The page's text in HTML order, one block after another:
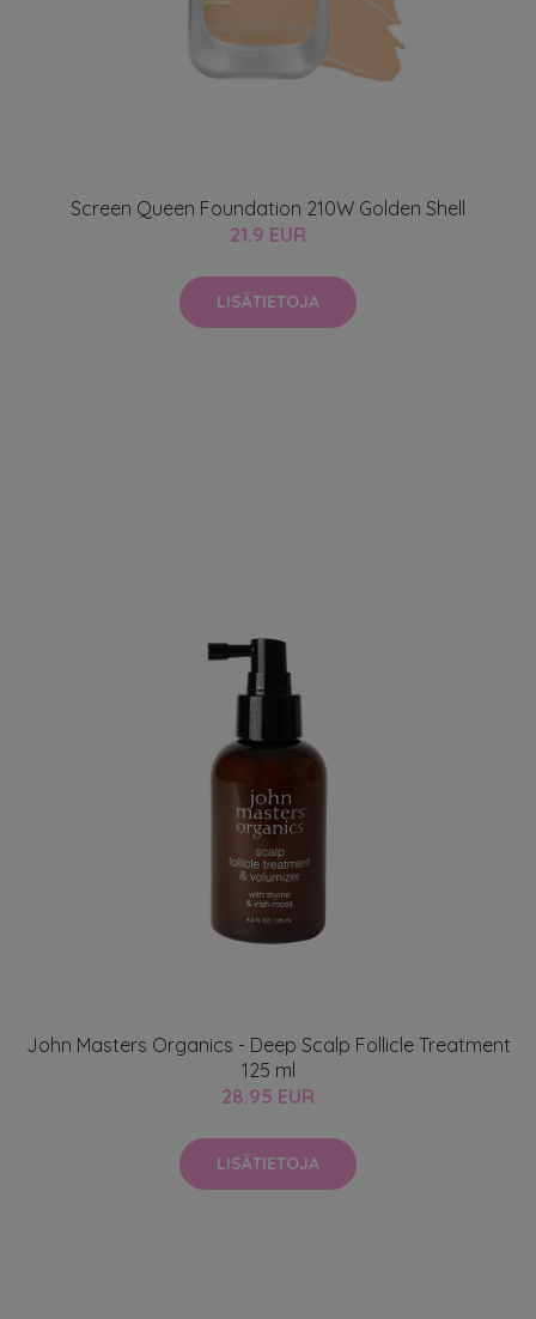
Screen Queen Foundation 210W Golden Shell
21.9 EUR
LISÄTIETOJA
John Masters Organics - Deep Scalp Follicle Treatment
125 ml
28.95 EUR
LISÄTIETOJA